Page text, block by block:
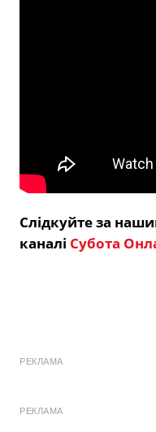
Слідкуйте за
каналі Субота
РЕКЛАМА
РЕКЛАМА